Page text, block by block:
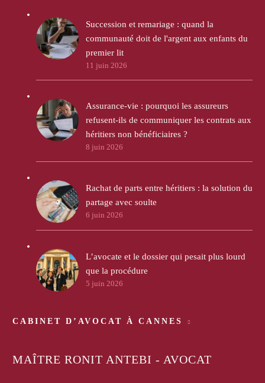
Succession et remariage : quand la
communauté doit de l'argent aux enfants du
premier lit
11 juin 2026
Assurance-vie : pourquoi les assureurs
refusent-ils de communiquer les contrats aux
héritiers non bénéficiaires ?
8 juin 2026
Rachat de parts entre héritiers : la solution du
partage avec soulte
6 juin 2026
L’avocate et le dossier qui pesait plus lourd
que la procédure
5 juin 2026
CABINET D’AVOCAT À CANNES
MAÎTRE RONIT ANTEBI - AVOCAT